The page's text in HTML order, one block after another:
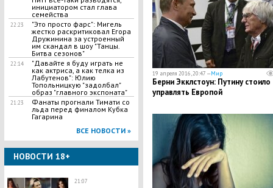
инициатором стал глава
семейства
22:23
"Это просто фарс": Мигель
жестко раскритиковал Егора
Дружинина за устроенный
им скандал в шоу "Танцы.
Битва сезонов"
22:14
"Давайте я буду играть не
как актриса, а как телка из
Лабутенов": Юлию
Топольницкую "задолбал"
образ "главного экспоната"
21:23
Фанаты прогнали Тимати со
льда перед финалом Кубка
Гагарина
ВСЕ НОВОСТИ »
НОВОСТИ 18+
21:07
19 апреля 2016, 20:47 —Мир
Берни Экклстоун: Путину
управлять Европой